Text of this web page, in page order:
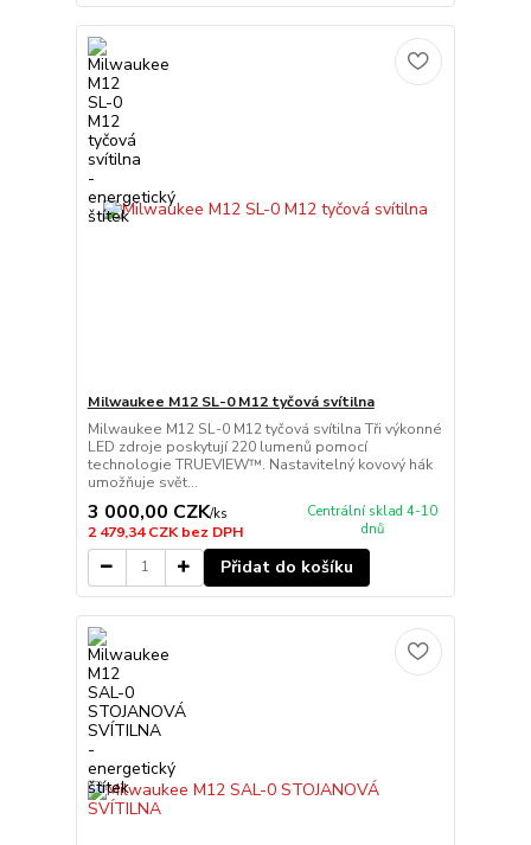
Milwaukee M12 SL-0 M12 tyčová svítilna
Milwaukee M12 SL-0 M12 tyčová svítilna Tři výkonné
LED zdroje poskytují 220 lumenů pomocí
technologie TRUEVIEW™. Nastavitelný kovový hák
umožňuje svět...
3 000,00 CZK/ks
2 479,34 CZKbez DPH
Centrální sklad 4-10
dnů
Přidat do košíku